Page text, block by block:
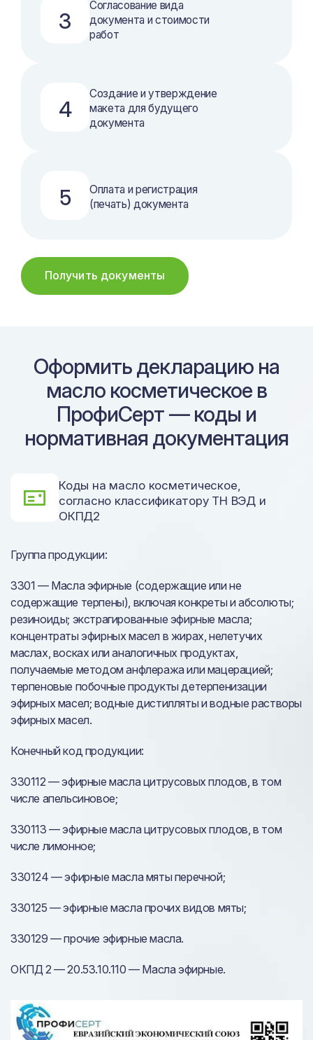
3
Согласование вида
документа и стоимости
работ
4
Создание и утверждение
макета для будущего
документа
5
Оплата и регистрация
(печать) документа
Получить документы
Оформить декларацию на
масло косметическое в
ПрофиСерт — коды и
нормативная документация
Коды на масло косметическое,
согласно классификатору ТН ВЭД и
ОКПД2
Группа продукции:
3301 — Масла эфирные (содержащие или не
содержащие терпены), включая конкреты и абсолюты;
резиноиды; экстрагированные эфирные масла;
концентраты эфирных масел в жирах, нелетучих
маслах, восках или аналогичных продуктах,
получаемые методом анфлеража или мацерацией;
терпеновые побочные продукты детерпенизации
эфирных масел; водные дистилляты и водные растворы
эфирных масел.
Конечный код продукции:
330112 — эфирные масла цитрусовых плодов, в том
числе апельсиновое;
330113 — эфирные масла цитрусовых плодов, в том
числе лимонное;
330124 — эфирные масла мяты перечной;
330125 — эфирные масла прочих видов мяты;
330129 — прочие эфирные масла.
ОКПД 2 — 20.53.10.110 — Масла эфирные.